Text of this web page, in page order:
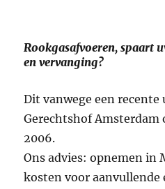
Rookgasafvoeren, spaart
en vervanging?
Dit vanwege een recente
Gerechtshof
2006.
Ons advies: opnemen in
kosten voor